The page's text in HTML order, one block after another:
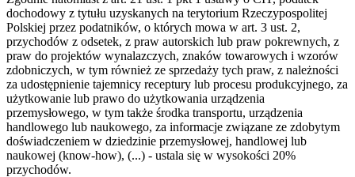
dochodowy z tytułu uzyskanych na terytorium Rzeczypospolitej
Polskiej przez podatników, o których mowa w art. 3 ust. 2,
przychodów z odsetek, z praw autorskich lub praw pokrewnych, z
praw do projektów wynalazczych, znaków towarowych i wzorów
zdobniczych, w tym również ze sprzedaży tych praw, z należności
za udostępnienie tajemnicy receptury lub procesu produkcyjnego, za
użytkowanie lub prawo do użytkowania urządzenia
przemysłowego, w tym także środka transportu, urządzenia
handlowego lub naukowego, za informacje związane ze zdobytym
doświadczeniem w dziedzinie przemysłowej, handlowej lub
naukowej (know-how), (...) - ustala się w wysokości 20%
przychodów.